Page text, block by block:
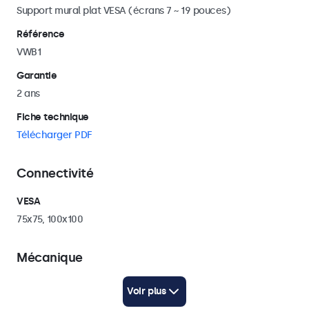
Support mural plat VESA (écrans 7 ~ 19 pouces)
Référence
VWB1
Garantie
2 ans
Fiche technique
Télécharger PDF
Connectivité
VESA
75x75, 100x100
Mécanique
Voir plus